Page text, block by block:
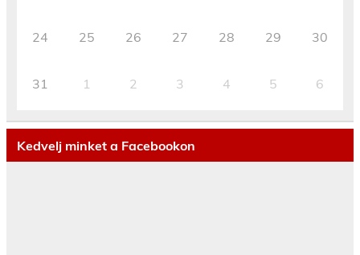
24 25 26 27 28 29 30
31 1 2 3 4 5 6
Kedvelj minket a Facebookon